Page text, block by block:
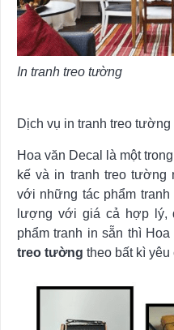
In tranh treo tường
Dịch vụ in tranh treo
Hoa văn Decal là một
kế và in tranh treo tường
với những tác phẩm tranh
lượng với giá cả hợp lý,
phẩm tranh in sẵn thì
treo tường theo bất kì yêu